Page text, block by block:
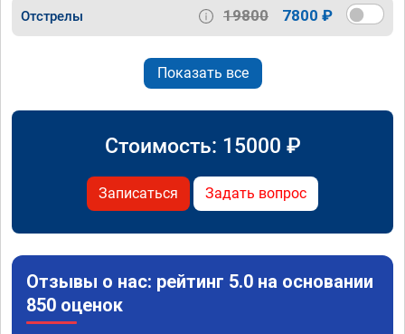
Отстрелы 19800 7800 ₽
Показать все
Стоимость: 15000 ₽
Записаться Задать вопрос
Отзывы о нас: рейтинг 5.0 на основании
850 оценок